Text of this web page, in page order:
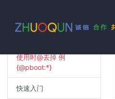
使用时@去掉 例
{@pboot:*}
快速入门